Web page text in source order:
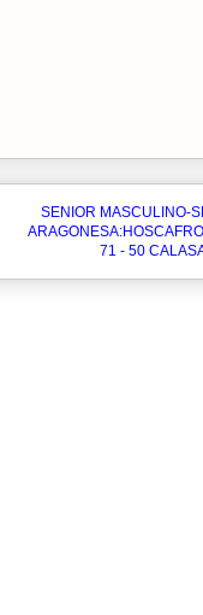
SENIOR MASCULINO-
71 - 50